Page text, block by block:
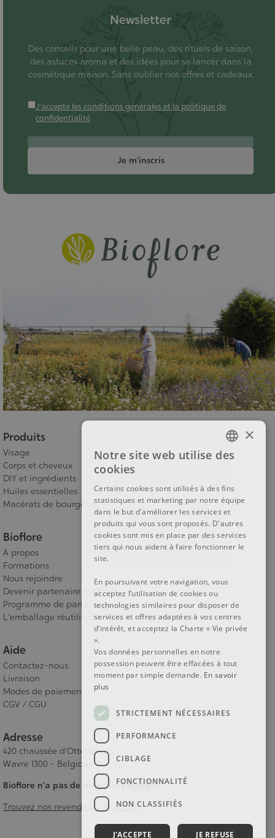
Produits
Visage
Corps et cheveux
DIY et ingrédients
Huiles essentielles
Macérats de bourgeons
Bioflore
A propos
Formations
Nous rejoindre
Devenir partenaire Bioflore
Programme de parrainage
L'emballage réutilisable RE-ZIP
Aide
Contactez-nous
Livraison
Modes de paiement
CGV / CGU
Adresse
420 chaussée d'Ottenbourg
Wavre 1300 - Belgique
Bioflore n’a pas de magasin physique.
Trouvez nos revendeurs directs ici
Newsletter
Des conseils pour une belle peau, des rituels de saison,
des astuces aroma et des idées pour se lancer dans la
cosmétique maison. Sans oublier nos offres et cadeaux.
J'accepte les conditions générales et la politique de
confidentialité
Je m'inscris
FRENCH
ENGLISH
×
Notre site web utilise des
cookies
Certains cookies sont utilisés à des fins
statistiques et marketing par notre équipe
dans le but d'améliorer les services et
produits qui vous sont proposés. D'autres
cookies sont mis en place par des services
tiers qui nous aident à faire fonctionner le
site.
En poursuivant votre navigation, vous
acceptez l’utilisation de cookies ou
technologies similaires pour disposer de
services et offres adaptées à vos centres
d’intérêt, et acceptez la Charte « Vie privée
».
Vos données personnelles en notre
possession peuvent être effacées à tout
moment par simple demande. En savoir
plus
STRICTEMENT NÉCESSAIRES
PERFORMANCE
CIBLAGE
FONCTIONNALITÉ
NON CLASSIFIÉS
J'ACCEPTE JE REFUSE